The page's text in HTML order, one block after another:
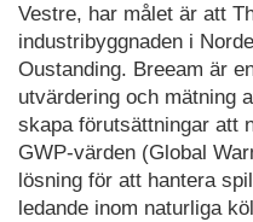
Vestre, har målet är att
industribyggnaden i
Oustanding. Breeam är
utvärdering och mätning
skapa förutsättningar att
GWP-värden (Global
lösning för att hantera
ledande inom naturliga